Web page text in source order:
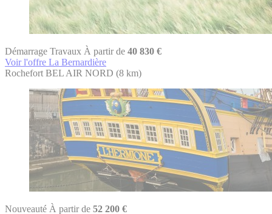
Démarrage Travaux À partir de 40 830 €
Voir l'offre La Bernardière
Rochefort BEL AIR NORD (8 km)
Nouveauté À partir de 52 200 €